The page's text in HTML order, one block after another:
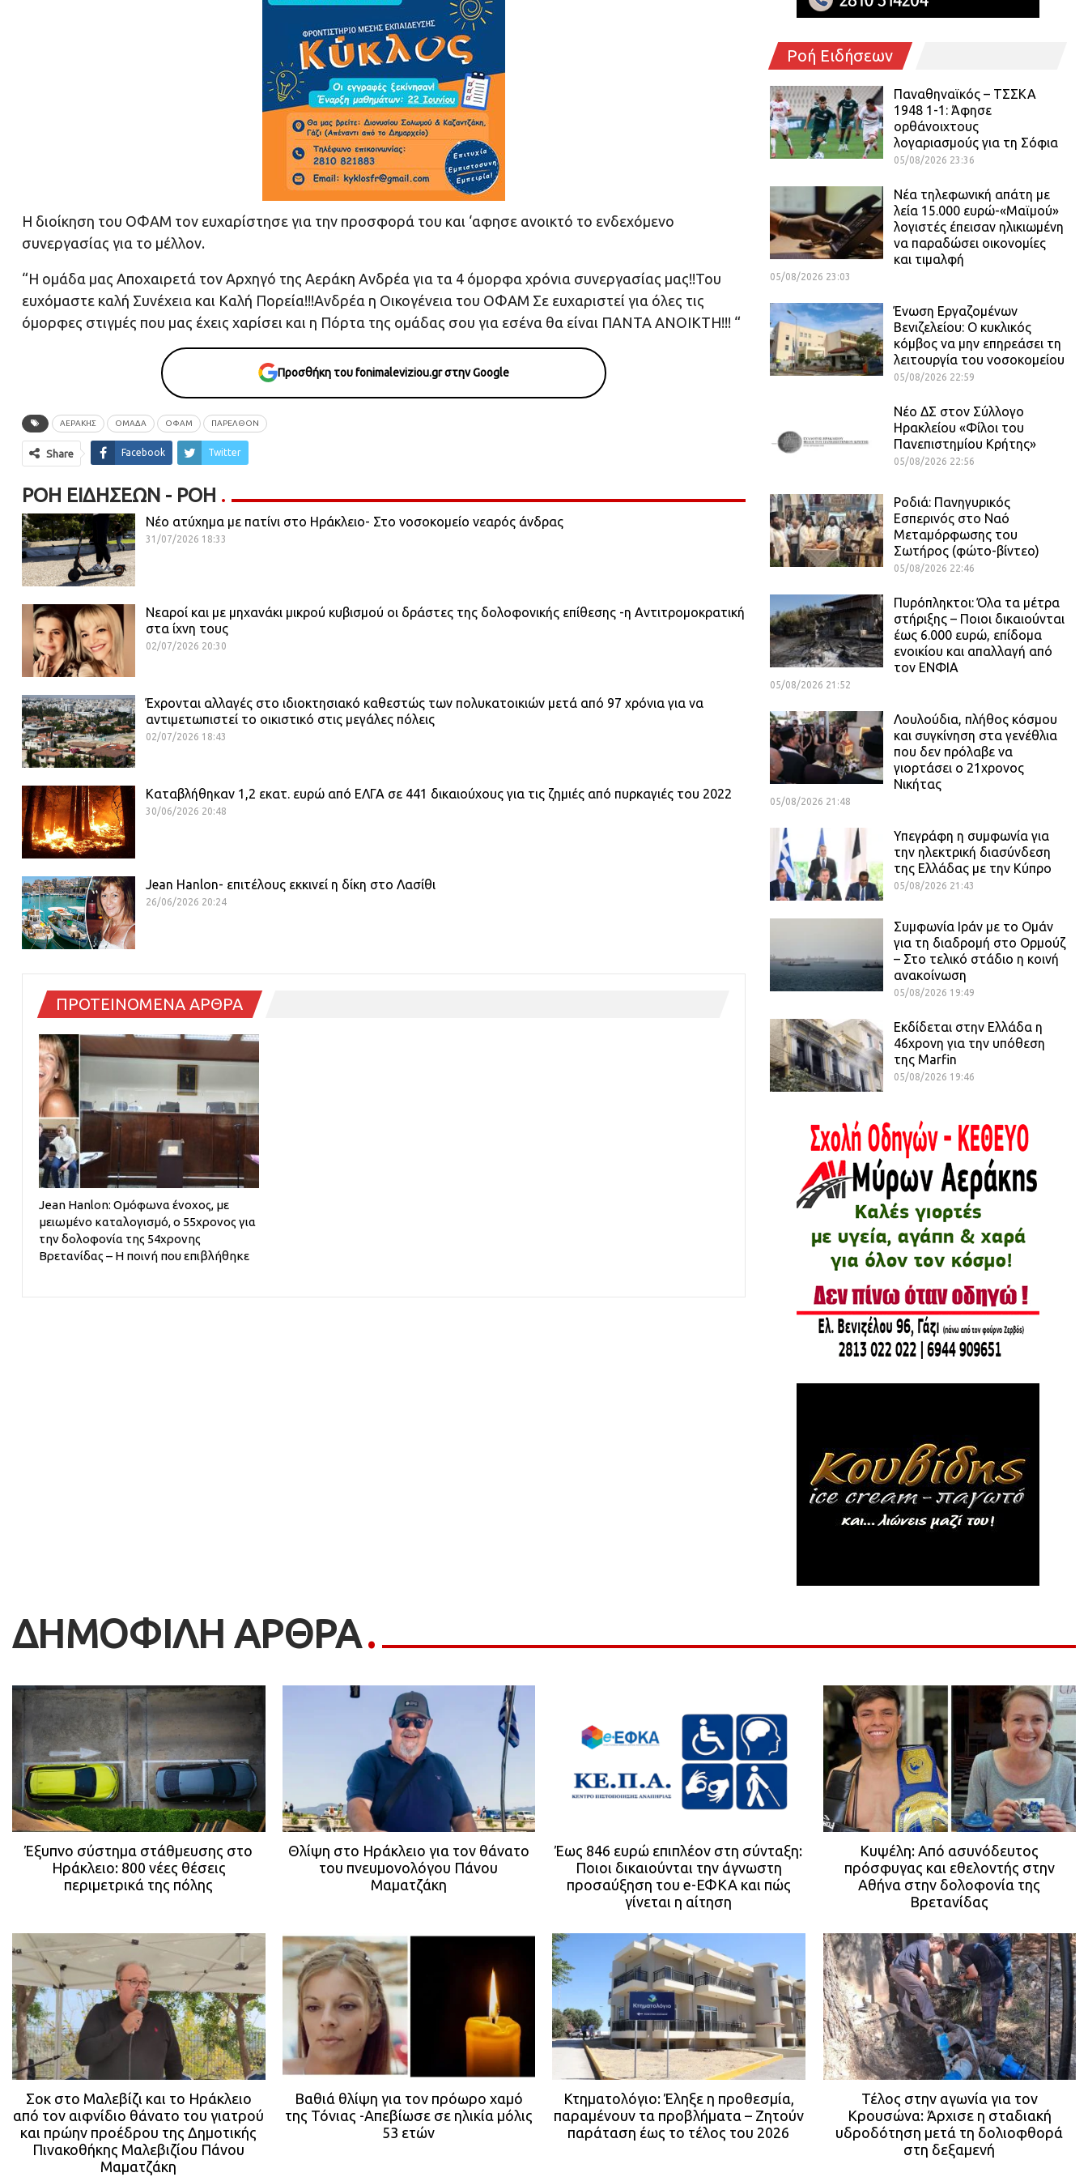
Η διοίκηση του ΟΦΑΜ τον ευχαρίστησε για την προσφορά του και ‘αφησε ανοικτό το ενδεχόμενο
συνεργασίας για το μέλλον.
“Η ομάδα μας Αποχαιρετά τον Αρχηγό της Αεράκη Ανδρέα για τα 4 όμορφα χρόνια συνεργασίας μας!!Του
ευχόμαστε καλή Συνέχεια και Καλή Πορεία!!!Ανδρέα η Οικογένεια του ΟΦΑΜ Σε ευχαριστεί για όλες τις
όμορφες στιγμές που μας έχεις χαρίσει και η Πόρτα της ομάδας σου για εσένα θα είναι ΠΑΝΤΑ ΑΝΟΙΚΤΗ!!! “
Προσθήκη του fonimaleviziou.gr στην Google
ΑΕΡΑΚΗΣ ΟΜΑΔΑ ΟΦΑΜ ΠΑΡΕΛΘΟΝ
Share Facebook Twitter
ΡΟΉ ΕΙΔΉΣΕΩΝ - ΡΟΗ
Νέο ατύχημα με πατίνι στο Ηράκλειο- Στο νοσοκομείο νεαρός άνδρας
31/07/2026 18:33
Νεαροί και με μηχανάκι μικρού κυβισμού οι δράστες της δολοφονικής επίθεσης -η Αντιτρομοκρατική
στα ίχνη τους
02/07/2026 20:30
Έχρονται αλλαγές στο ιδιοκτησιακό καθεστώς των πολυκατοικιών μετά από 97 χρόνια για να
αντιμετωπιστεί το οικιστικό στις μεγάλες πόλεις
02/07/2026 18:43
Καταβλήθηκαν 1,2 εκατ. ευρώ από ΕΛΓΑ σε 441 δικαιούχους για τις ζημιές από πυρκαγιές του 2022
30/06/2026 20:48
Jean Hanlon- επιτέλους εκκινεί η δίκη στο Λασίθι
26/06/2026 20:24
ΠΡΟΤΕΙΝΟΜΕΝΑ ΑΡΘΡΑ
Jean Hanlon: Ομόφωνα ένοχος, με
μειωμένο καταλογισμό, ο 55χρονος για
την δολοφονία της 54χρονης
Βρετανίδας – Η ποινή που επιβλήθηκε
Ροή Ειδήσεων
Παναθηναϊκός – ΤΣΣΚΑ
1948 1-1: Άφησε
ορθάνοιχτους
λογαριασμούς για τη Σόφια
05/08/2026 23:36
Νέα τηλεφωνική απάτη με
λεία 15.000 ευρώ-«Μαϊμού»
λογιστές έπεισαν ηλικιωμένη
να παραδώσει οικονομίες
και τιμαλφή
05/08/2026 23:03
Ένωση Εργαζομένων
Βενιζελείου: Ο κυκλικός
κόμβος να μην επηρεάσει τη
λειτουργία του νοσοκομείου
05/08/2026 22:59
Νέο ΔΣ στον Σύλλογο
Ηρακλείου «Φίλοι του
Πανεπιστημίου Κρήτης»
05/08/2026 22:56
Ροδιά: Πανηγυρικός
Εσπερινός στο Ναό
Μεταμόρφωσης του
Σωτήρος (φώτο-βίντεο)
05/08/2026 22:46
Πυρόπληκτοι: Όλα τα μέτρα
στήριξης – Ποιοι δικαιούνται
έως 6.000 ευρώ, επίδομα
ενοικίου και απαλλαγή από
τον ΕΝΦΙΑ
05/08/2026 21:52
Λουλούδια, πλήθος κόσμου
και συγκίνηση στα γενέθλια
που δεν πρόλαβε να
γιορτάσει ο 21χρονος
Νικήτας
05/08/2026 21:48
Υπεγράφη η συμφωνία για
την ηλεκτρική διασύνδεση
της Ελλάδας με την Κύπρο
05/08/2026 21:43
Συμφωνία Ιράν με το Ομάν
για τη διαδρομή στο Ορμούζ
– Στο τελικό στάδιο η κοινή
ανακοίνωση
05/08/2026 19:49
Εκδίδεται στην Ελλάδα η
46χρονη για την υπόθεση
της Marfin
05/08/2026 19:46
ΔΗΜΟΦΙΛΗ ΑΡΘΡΑ
Έξυπνο σύστημα στάθμευσης στο
Ηράκλειο: 800 νέες θέσεις
περιμετρικά της πόλης
Θλίψη στο Ηράκλειο για τον θάνατο
του πνευμονολόγου Πάνου
Μαματζάκη
Έως 846 ευρώ επιπλέον στη σύνταξη:
Ποιοι δικαιούνται την άγνωστη
προσαύξηση του e-ΕΦΚΑ και πώς
γίνεται η αίτηση
Κυψέλη: Από ασυνόδευτος
πρόσφυγας και εθελοντής στην
Αθήνα στην δολοφονία της
Βρετανίδας
Σοκ στο Μαλεβίζι και το Ηράκλειο
από τον αιφνίδιο θάνατο του γιατρού
και πρώην προέδρου της Δημοτικής
Πινακοθήκης Μαλεβιζίου Πάνου
Μαματζάκη
Βαθιά θλίψη για τον πρόωρο χαμό
της Τόνιας -Απεβίωσε σε ηλικία μόλις
53 ετών
Κτηματολόγιο: Έληξε η προθεσμία,
παραμένουν τα προβλήματα – Ζητούν
παράταση έως το τέλος του 2026
Τέλος στην αγωνία για τον
Κρουσώνα: Άρχισε η σταδιακή
υδροδότηση μετά τη δολιοφθορά
στη δεξαμενή